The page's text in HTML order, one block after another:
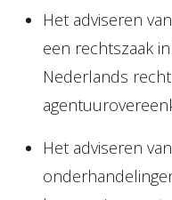
Het adviseren
een rechtszaak
Nederlands
Het adviseren